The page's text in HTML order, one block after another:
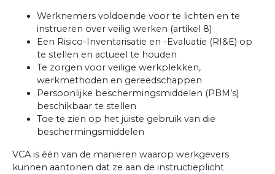
Werknemers voldoende voor te lichten en te
instrueren over veilig werken (artikel 8)
Een Risico-Inventarisatie en -Evaluatie (RI&E) op
te stellen en actueel te houden
Te zorgen voor veilige werkplekken,
werkmethoden en gereedschappen
Persoonlijke beschermingsmiddelen (PBM’s)
beschikbaar te stellen
Toe te zien op het juiste gebruik van die
beschermingsmiddelen
VCA is één van de manieren waarop werkgevers
kunnen aantonen dat ze aan de instructieplicht